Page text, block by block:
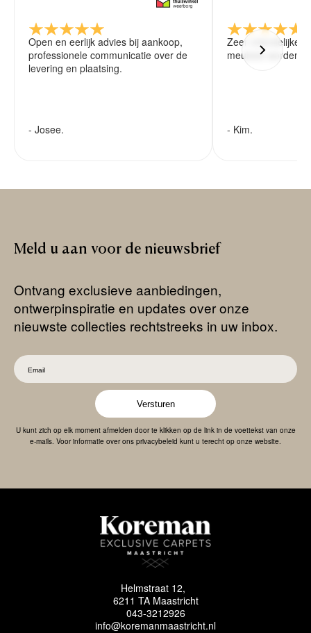
Open en eerlijk advies bij aankoop,
professionele communicatie over de
levering en plaatsing.
- Josee.
Zeer vriendelijke
meubels worden
- Kim.
Meld u aan voor de nieuwsbrief
Ontvang exclusieve aanbiedingen,
ontwerpinspiratie en updates over onze
nieuwste collecties rechtstreeks in uw inbox.
Versturen
U kunt zich op elk moment afmelden door te klikken op de link in de voettekst van onze
e-mails. Voor informatie over ons privacybeleid kunt u terecht op onze website.
Helmstraat 12,
6211 TA Maastricht
043-3212926
info@koremanmaastricht.nl